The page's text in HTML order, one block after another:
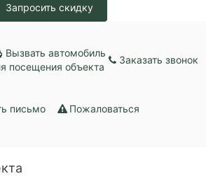
Запросить скидку
Вызвать автомобиль
посещения объекта
Заказать звонок
письмо Пожаловаться